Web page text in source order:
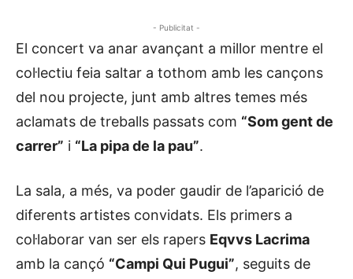
- Publicitat -
El concert va anar avançant a millor mentre el
col·lectiu feia saltar a tothom amb les cançons
del nou projecte, junt amb altres temes més
aclamats de treballs passats com “Som gent de
carrer” i “La pipa de la pau”.
La sala, a més, va poder gaudir de l’aparició de
diferents artistes convidats. Els primers a
col·laborar van ser els rapers Eqvvs Lacrima
amb la cançó “Campi Qui Pugui”, seguits de